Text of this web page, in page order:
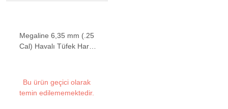
Megaline 6,35 mm (.25
Cal) Havalı Tüfek Harbi
Bu ürün geçici olarak
temin edilememektedir.